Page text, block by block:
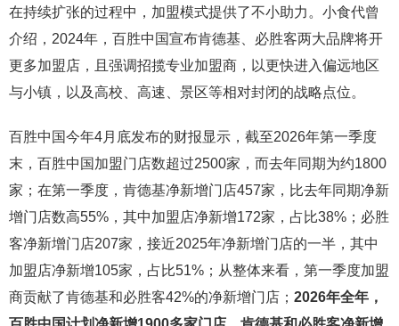
在持续扩张的过程中，加盟模式提供了不小助力。小食代曾
介绍，2024年，百胜中国宣布肯德基、必胜客两大品牌将开
更多加盟店，且强调招揽专业加盟商，以更快进入偏远地区
与小镇，以及高校、高速、景区等相对封闭的战略点位。
百胜中国今年4月底发布的财报显示，截至2026年第一季度
末，百胜中国加盟门店数超过2500家，而去年同期为约1800
家；在第一季度，肯德基净新增门店457家，比去年同期净新
增门店数高55%，其中加盟店净新增172家，占比38%；必胜
客净新增门店207家，接近2025年净新增门店的一半，其中
加盟店净新增105家，占比51%；从整体来看，第一季度加盟
商贡献了肯德基和必胜客42%的净新增门店； 2026年全年，